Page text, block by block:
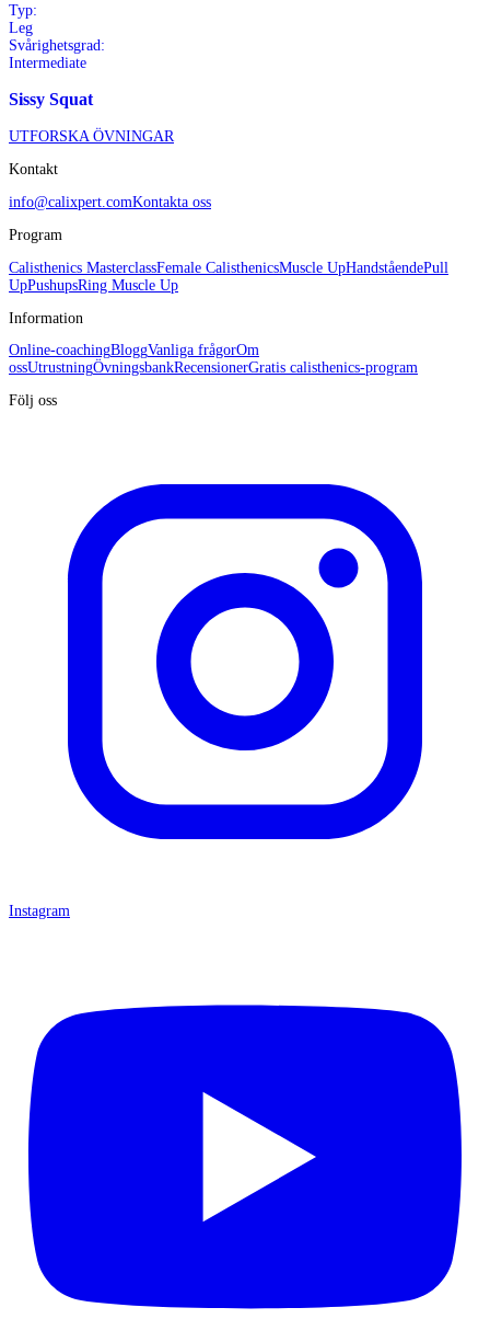
Typ:
Leg
Svårighetsgrad:
Intermediate
Sissy Squat
UTFORSKA ÖVNINGAR
Kontakt
info@calixpert.comKontakta oss
Program
Calisthenics MasterclassFemale CalisthenicsMuscle UpHandståendePull
UpPushupsRing Muscle Up
Information
Online-coachingBloggVanliga frågorOm
ossUtrustningÖvningsbankRecensionerGratis calisthenics-program
Följ oss
Instagram